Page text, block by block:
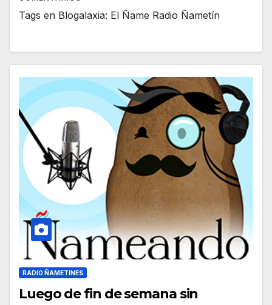
Tags en Blogalaxia: El Ñame Radio Ñametín
RADIO ÑAMETINES
Luego de fin de semana sin